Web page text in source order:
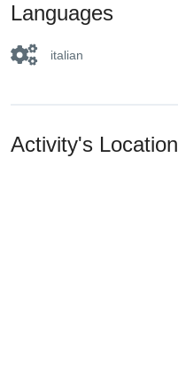
Languages
italian
Activity's Location